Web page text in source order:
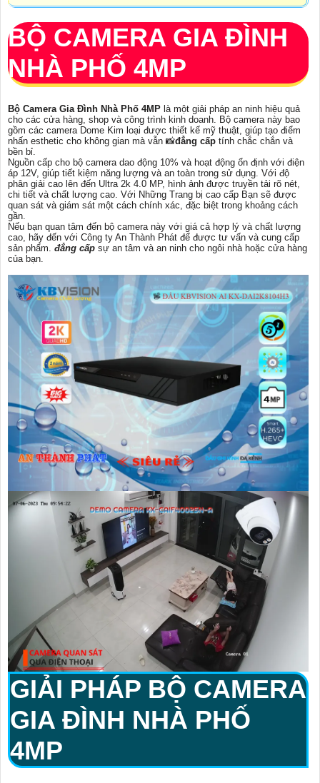
BỘ CAMERA GIA ĐÌNH
NHÀ PHỐ 4MP
Bộ Camera Gia Đình Nhà Phố 4MP là một giải pháp an ninh hiệu quả
cho các cửa hàng, shop và công trình kinh doanh. Bộ camera này bao
gồm các camera Dome Kim loại được thiết kế mỹ thuật, giúp tạo điểm
nhấn esthetic cho không gian mà vẫn 📸đẳng cấp tính chắc chắn và
bền bỉ.
Nguồn cấp cho bộ camera dao động 10% và hoạt động ổn định với điện
áp 12V, giúp tiết kiệm năng lượng và an toàn trong sử dụng. Với độ
phân giải cao lên đến Ultra 2k 4.0 MP, hình ảnh được truyền tải rõ nét,
chi tiết và chất lượng cao. Với Những Trang bị cao cấp Bạn sẽ được
quan sát và giám sát một cách chính xác, đặc biệt trong khoảng cách
gần.
Nếu bạn quan tâm đến bộ camera này với giá cả hợp lý và chất lượng
cao, hãy đến với Công ty An Thành Phát để được tư vấn và cung cấp
sản phẩm. đẳng cấp sự an tâm và an ninh cho ngôi nhà hoặc cửa hàng
của bạn.
GIẢI PHÁP BỘ CAMERA
GIA ĐÌNH NHÀ PHỐ
4MP